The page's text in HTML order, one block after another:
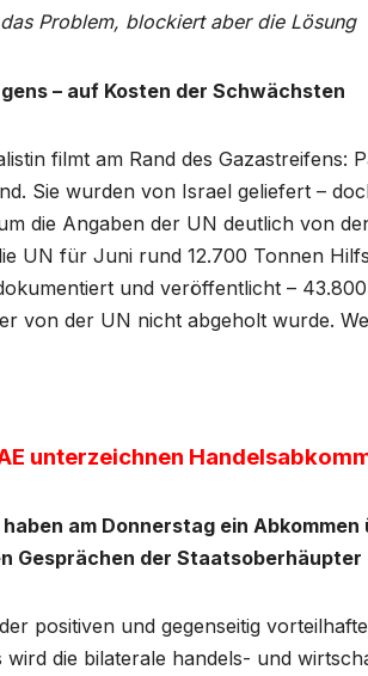
Problem, blockiert aber die Lösung
– auf Kosten der Schwächsten
filmt am Rand des Gazastreifens:
Sie wurden von Israel geliefert –
die Angaben der UN deutlich von
UN für Juni rund 12.700 Tonnen
und veröffentlicht –
von der UN nicht abgeholt wurde.
unterzeichnen
haben am Donnerstag ein
Gesprächen der
positiven und gegenseitig
wird die bilaterale handels- und